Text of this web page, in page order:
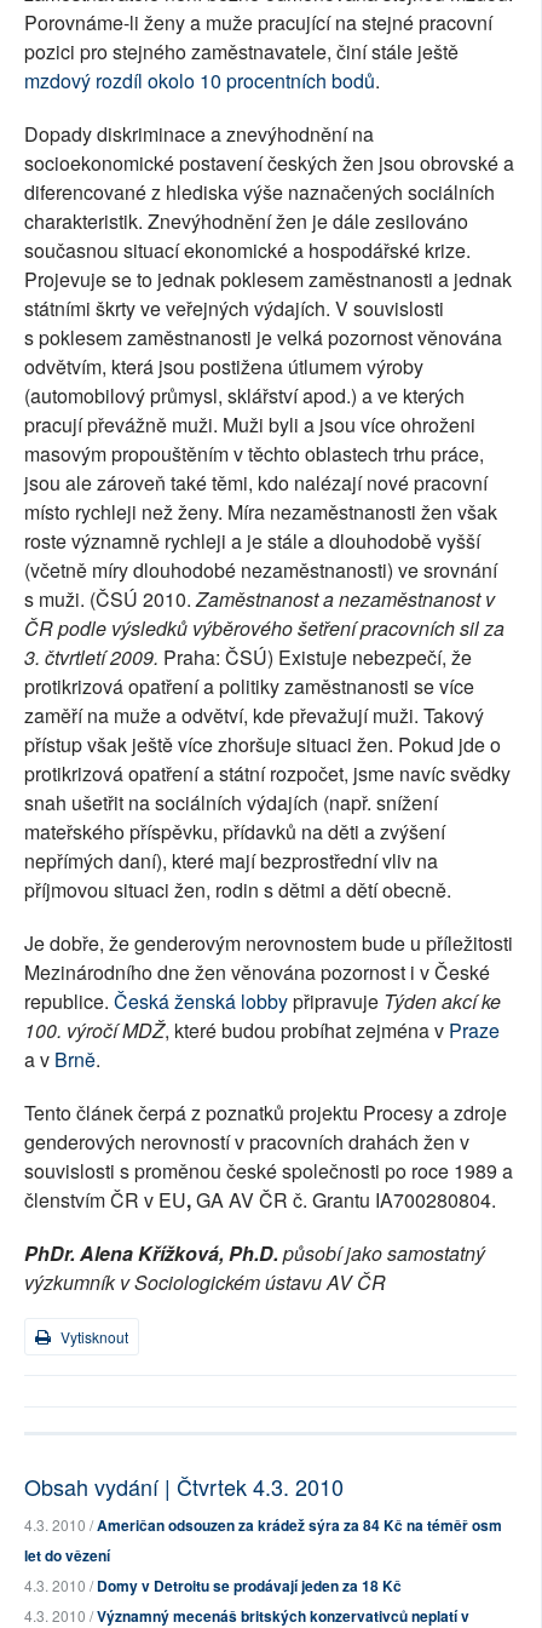
Porovnáme-li ženy a muže pracující na stejné pracovní
pozici pro stejného zaměstnavatele, činí stále ještě
mzdový rozdíl okolo 10 procentních bodů.
Dopady diskriminace a znevýhodnění na
socioekonomické postavení českých žen jsou obrovské a
diferencované z hlediska výše naznačených sociálních
charakteristik. Znevýhodnění žen je dále zesilováno
současnou situací ekonomické a hospodářské krize.
Projevuje se to jednak poklesem zaměstnanosti a jednak
státními škrty ve veřejných výdajích. V souvislosti
s poklesem zaměstnanosti je velká pozornost věnována
odvětvím, která jsou postižena útlumem výroby
(automobilový průmysl, sklářství apod.) a ve kterých
pracují převážně muži. Muži byli a jsou více ohroženi
masovým propouštěním v těchto oblastech trhu práce,
jsou ale zároveň také těmi, kdo nalézají nové pracovní
místo rychleji než ženy. Míra nezaměstnanosti žen však
roste významně rychleji a je stále a dlouhodobě vyšší
(včetně míry dlouhodobé nezaměstnanosti) ve srovnání
s muži. (ČSÚ 2010.Zaměstnanost a nezaměstnanost v
ČR podle výsledků výběrového šetření pracovních sil za
3. čtvrtletí 2009. Praha: ČSÚ) Existuje nebezpečí, že
protikrizová opatření a politiky zaměstnanosti se více
zaměří na muže a odvětví, kde převažují muži. Takový
přístup však ještě více zhoršuje situaci žen. Pokud jde o
protikrizová opatření a státní rozpočet, jsme navíc svědky
snah ušetřit na sociálních výdajích (např. snížení
mateřského příspěvku, přídavků na děti a zvýšení
nepřímých daní), které mají bezprostřední vliv na
příjmovou situaci žen, rodin s dětmi a dětí obecně.
Je dobře, že genderovým nerovnostem bude u příležitosti
Mezinárodního dne žen věnována pozornost i v České
republice. Česká ženská lobbypřipravuje Týden akcí ke
100. výročí MDŽ, které budou probíhat zejména v Praze
a v Brně.
Tento článek čerpá z poznatků projektu Procesy a zdroje
genderových nerovností v pracovních drahách žen v
souvislosti s proměnou české společnosti po roce 1989 a
členstvím ČR v EU,GA AV ČR č. Grantu IA700280804.
PhDr. Alena Křížková, Ph.D. působí jako samostatný
výzkumník v Sociologickém ústavu AV ČR
Vytisknout
Obsah vydání | Čtvrtek 4.3. 2010
4.3. 2010 /Američan odsouzen za krádež sýra za 84 Kč na téměř osm
let do vězení
4.3. 2010 /Domy v Detroitu se prodávají jeden za 18 Kč
4.3. 2010 /Významný mecenáš britských konzervativců neplatí v